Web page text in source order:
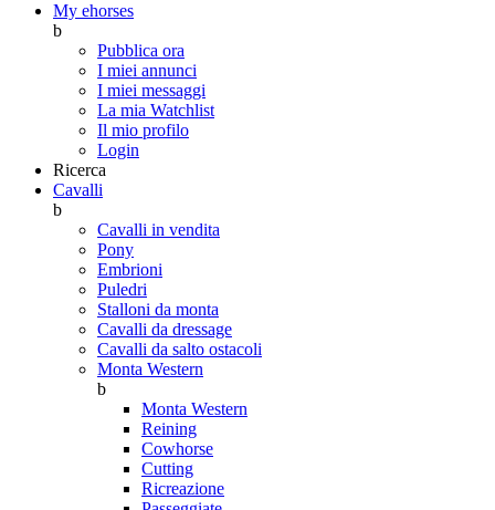
My ehorses
b
Pubblica ora
I miei annunci
I miei messaggi
La mia Watchlist
Il mio profilo
Login
Ricerca
Cavalli
b
Cavalli in vendita
Pony
Embrioni
Puledri
Stalloni da monta
Cavalli da dressage
Cavalli da salto ostacoli
Monta Western
b
Monta Western
Reining
Cowhorse
Cutting
Ricreazione